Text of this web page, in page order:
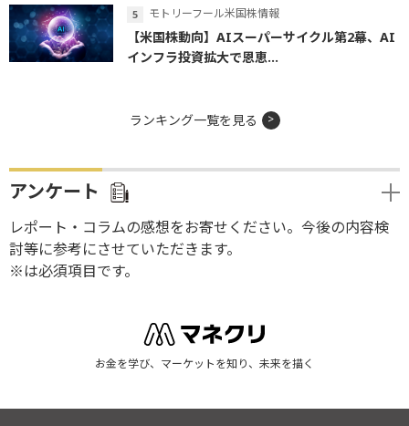
モトリーフール米国株情報
【米国株動向】AIスーパーサイクル第2幕、AI
インフラ投資拡大で恩恵...
ランキング一覧を見る
アンケート
レポート・コラムの感想をお寄せください。今後の内容検
討等に参考にさせていただきます。
※は必須項目です。
お金を学び、マーケットを知り、未来を描く